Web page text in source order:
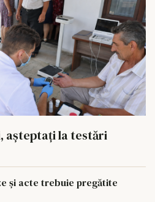
așteptați la testări
și acte trebuie pregătite